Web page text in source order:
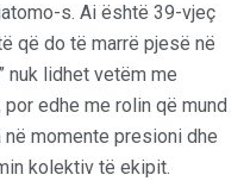
s. Ai është 39-vjeç
që do të marrë pjesë në
nuk lidhet vetëm me
edhe me rolin që mund
momente presioni dhe
kolektiv të ekipit.